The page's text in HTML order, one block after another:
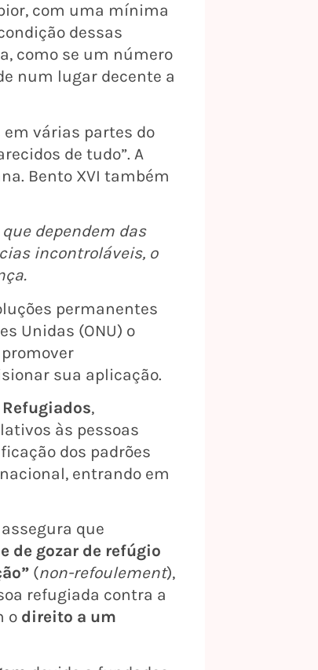
com uma mínima
dessas
como se um número
num lugar decente a
em várias partes do
de tudo”. A
Bento XVI também
dependem das
incontroláveis, o
permanentes
Unidas (ONU) o
sua aplicação.
,
às pessoas
dos padrões
entrando em
que
de gozar de refúgio
(non-refoulement),
refugiada contra a
o direito a um